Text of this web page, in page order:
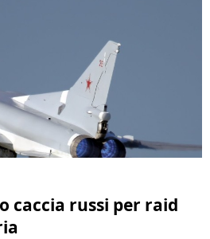
caccia russi per raid